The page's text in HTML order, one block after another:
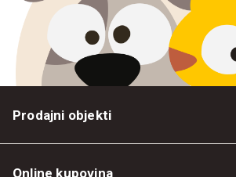
Prodajni objekti
Online kupovina